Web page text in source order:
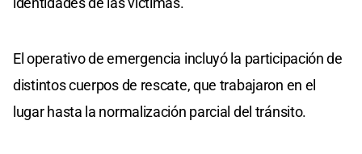
El operativo de emergencia incluyó la participación de
distintos cuerpos de rescate, que trabajaron en el
lugar hasta la normalización parcial del tránsito.